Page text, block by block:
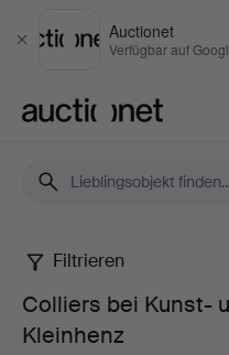
Schließen
Auctionet
Verfügbar auf
Colliers
bei
Filtrieren
Colliers bei Kunst-
Kleinhenz